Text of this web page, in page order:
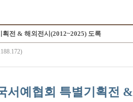
획전 & 해외전시(2012~2025) 도록
서예협회 특별기획전